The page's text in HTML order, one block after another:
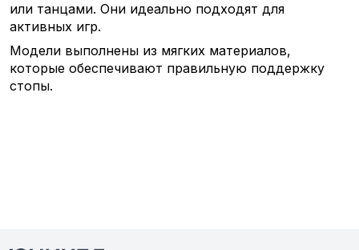
или танцами. Они идеально подходят для
активных игр.
Модели выполнены из мягких материалов,
которые обеспечивают правильную поддержку
стопы.